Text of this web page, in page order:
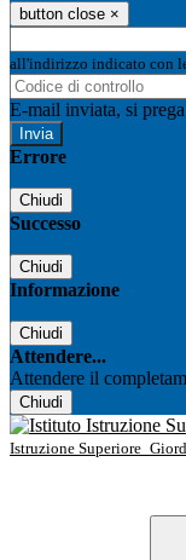
button close ×
all'indirizzo indicato con
E-mail inviata, si
Errore
Chiudi
Successo
Chiudi
Informazione
Chiudi
Attendere...
Attendere il
Chiudi
Istruzione Superiore